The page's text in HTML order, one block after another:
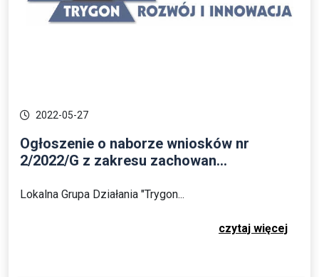
2022-05-27
Ogłoszenie o naborze wniosków nr
2/2022/G z zakresu zachowan...
Lokalna Grupa Działania "Trygon...
czytaj więcej